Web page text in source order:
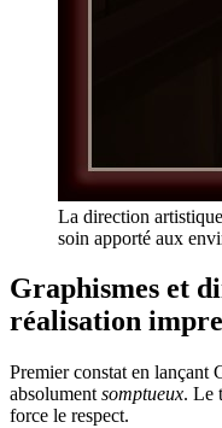
La direction
soin apporté aux
Graphismes et
réalisation
Premier constat en lançant
absolument somptueux. Le
force le respect.